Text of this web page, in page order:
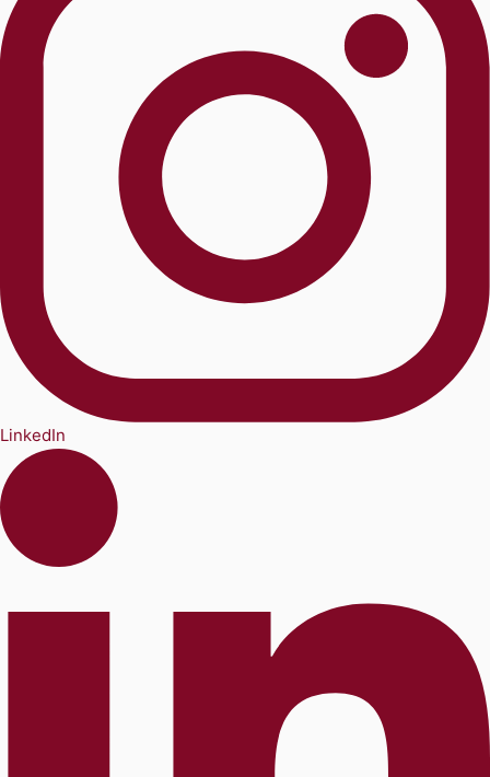
LinkedIn